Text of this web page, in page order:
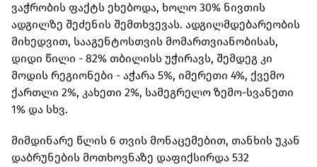
ვაჭრობის ფაქტს ეხებოდა, ხოლო 30% ნივთის
ადგილზე შეძენის შემთხვევას. ადგილმდებარეობის
მიხედვით, სააგენტოსთვის მომართვიანობისას,
დიდი წილი - 82% თბილისს უჭირავს, შემდეგ კი
მოდის რეგიონები - აჭარა 5%, იმერეთი 4%, ქვემო
ქართლი 2%, კახეთი 2%, სამეგრელო ზემო-სვანეთი
1% და სხვ.
მიმდინარე წლის 6 თვის მონაცემებით, თანხის უკან
დაბრუნების მოთხოვნაზე დაფიქსირდა 532